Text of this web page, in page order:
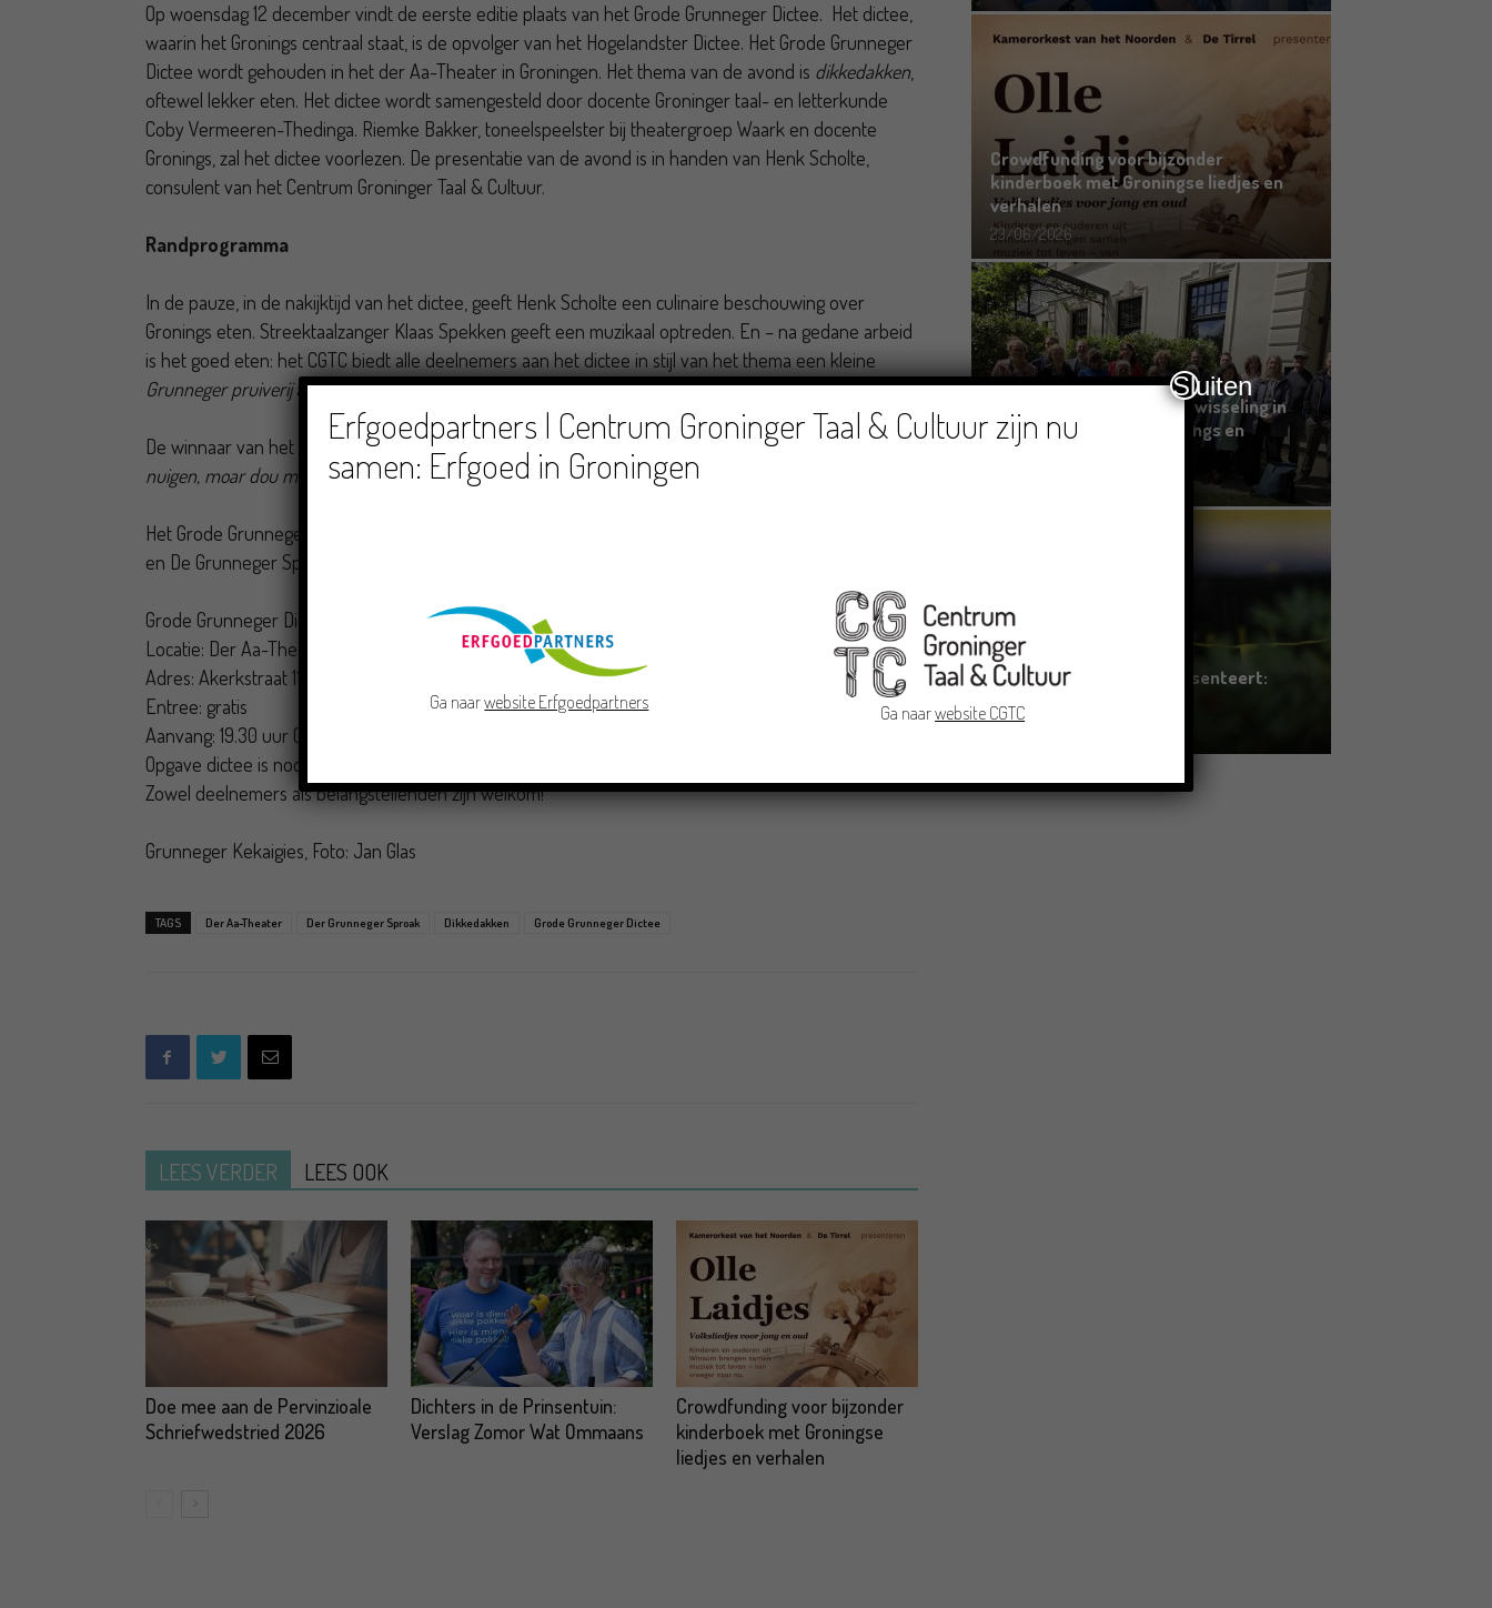
Op woensdag 12 december vindt de eerste editie plaats van het Grode Grunneger Dictee. Het dictee,
waarin het Gronings centraal staat, is de opvolger van het Hogelandster Dictee. Het Grode Grunneger
Dictee wordt gehouden in het der Aa-Theater in Groningen. Het thema van de avond is dikkedakken,
oftewel lekker eten. Het dictee wordt samengesteld door docente Groninger taal- en letterkunde
Coby Vermeeren-Thedinga. Riemke Bakker, toneelspeelster bij theatergroep Waark en docente
Gronings, zal het dictee voorlezen. De presentatie van de avond is in handen van Henk Scholte,
consulent van het Centrum Groninger Taal & Cultuur.
Randprogramma
In de pauze, in de nakijktijd van het dictee, geeft Henk Scholte een culinaire beschouwing over
Gronings eten. Streektaalzanger Klaas Spekken geeft een muzikaal optreden. En – na gedane arbeid
is het goed eten: het CGTC biedt alle deelnemers aan het dictee in stijl van het thema een kleine
Grunneger pruiverijaan.
De winnaar van het Grode Grunneger Dictee wordt beloond mit n dikke, vedde pries!Dus loat joe nait
nuigen, moar dou mit!
Het Grode Grunneger Dictee wordt georganiseerd door het Centrum voor Groninger Taal & Cultuur
en De Grunneger Sproak, in haar eigen Der Aa-Theater.
Grode Grunneger Dictee op woensdag 12 december
Locatie: Der Aa-Theater in Groningen stad
Adres: Akerkstraat 11
Entree: gratis
Aanvang: 19.30 uur (inloop vanaf 19.00 uur)
Opgave dictee is noodzakelijk via
Zowel deelnemers als belangstellenden zijn welkom!
Grunneger Kekaigies, Foto: Jan Glas
TAGS Der Aa-Theater Der Grunneger Sproak Dikkedakken Grode Grunneger Dictee
LEES VERDER LEES OOK
Doe mee aan de Pervinzioale
Schriefwedstried 2026
Dichters in de Prinsentuin:
Verslag Zomor Wat Ommaans
Crowdfunding voor bijzonder
kinderboek met Groningse
liedjes en verhalen
Crowdfunding voor bijzonder
kinderboek met Groningse liedjes en
verhalen
23/06/2026
Grensoverschrijdende uitwisseling in
Oldenburg rond het Gronings en
Platduits
Erfgoed in Groningen presenteert:
11/06/2026
Erfgoedpartners | Centrum Groninger Taal & Cultuur zijn nu
samen: Erfgoed in Groningen
Ga naarwebsite Erfgoedpartners
Ga naarwebsite CGTC
Sluiten